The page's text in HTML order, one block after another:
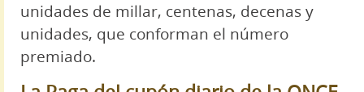
unidades de millar, centenas, decenas y
unidades, que conforman el número
premiado.